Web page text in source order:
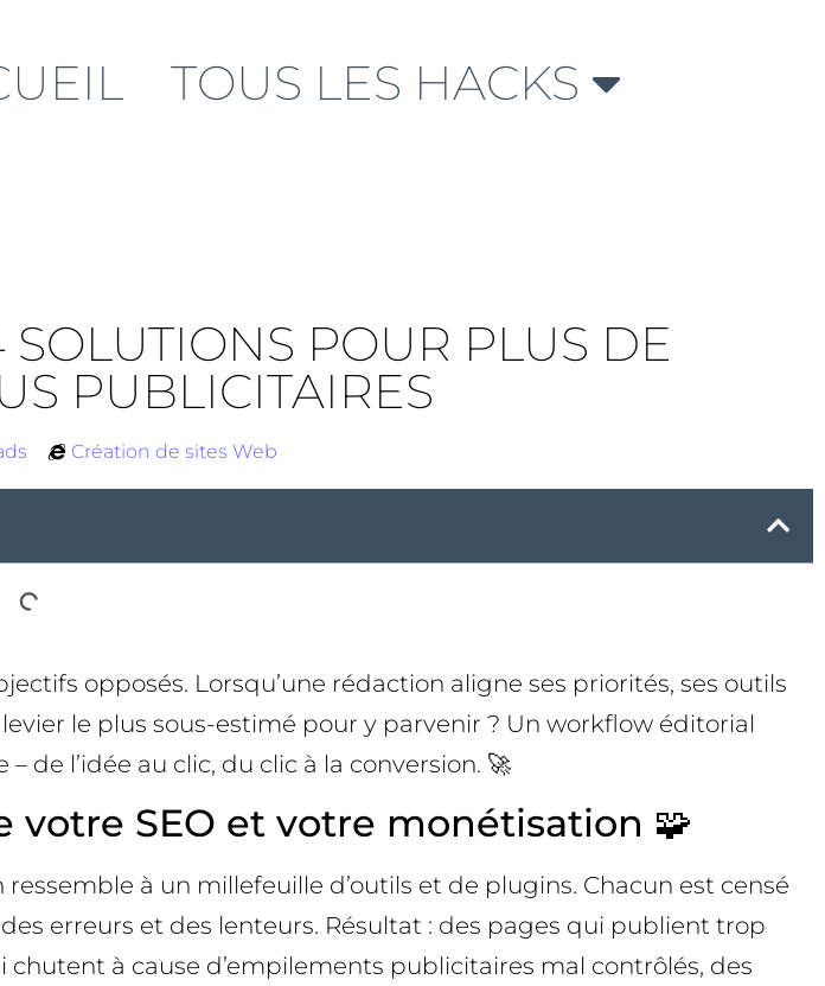
TOUS LES HACKS
POUR PLUS DE
PUBLICITAIRES
Création de sites Web
opposés. Lorsqu’une rédaction aligne ses priorités, ses outils
le plus sous-estimé pour y parvenir ? Un workflow éditorial
de l’idée au clic, du clic à la conversion. 🚀
SEO et votre monétisation 🧩
à un millefeuille d’outils et de plugins. Chacun est censé
erreurs et des lenteurs. Résultat : des pages qui publient trop
à cause d’empilements publicitaires mal contrôlés, des